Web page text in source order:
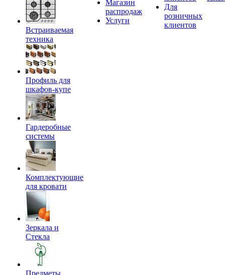
Встраиваемая
техника
Профиль для
шкафов-купе
Гардеробные
системы
Комплектующие
для кровати
Зеркала и
Стекла
Предметы
Магазин
распродаж
Услуги
Для
розничных
клиентов